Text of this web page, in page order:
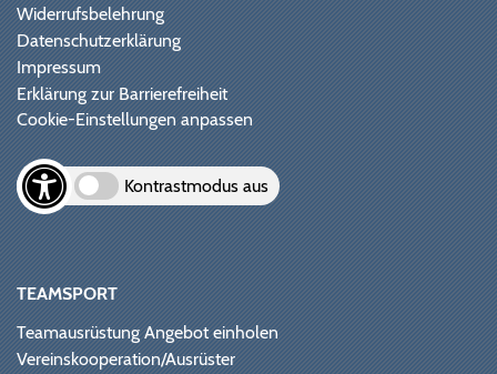
Widerrufsbelehrung
Datenschutzerklärung
Impressum
Erklärung zur Barrierefreiheit
Cookie-Einstellungen anpassen
Kontrastmodus aus
TEAMSPORT
Teamausrüstung Angebot einholen
Vereinskooperation/Ausrüster